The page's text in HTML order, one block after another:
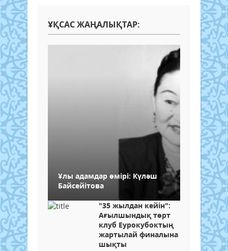
ҰҚСАС ЖАҢАЛЫҚТАР:
Ұлы aдaмдap өмipi: Күләш
Бaйceйiтoвa
"35 жылдан кейін":
Ағылшындық төрт
клуб Еурокубоктың
жартылай финалына
шықты